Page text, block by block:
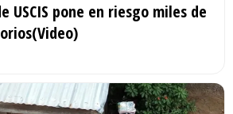
USCIS pone en riesgo miles de